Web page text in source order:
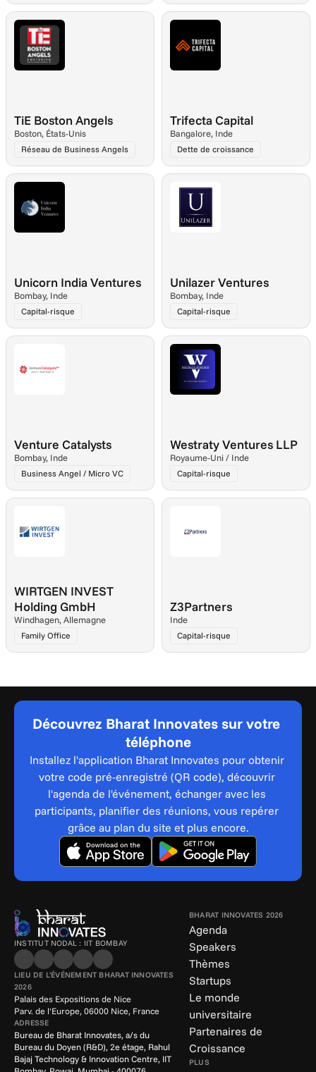
TiE Boston Angels
Boston, États-Unis
Réseau de Business Angels
Trifecta Capital
Bangalore, Inde
Dette de croissance
Unicorn India Ventures
Bombay, Inde
Capital-risque
Unilazer Ventures
Bombay, Inde
Capital-risque
Venture Catalysts
Bombay, Inde
Business Angel / Micro VC
Westraty Ventures LLP
Royaume-Uni / Inde
Capital-risque
WIRTGEN INVEST
Holding GmbH
Windhagen, Allemagne
Family Office
Z3Partners
Inde
Capital-risque
Découvrez Bharat Innovates sur votre
téléphone
Installez l'application Bharat Innovates pour obtenir
votre code pré-enregistré (QR code), découvrir
l'agenda de l'événement, échanger avec les
participants, planifier des réunions, vous repérer
grâce au plan du site et plus encore.
INSTITUT NODAL : IIT BOMBAY
LIEU DE L'ÉVÉNEMENT BHARAT INNOVATES
2026
Palais des Expositions de Nice
Parv. de l'Europe, 06000 Nice, France
ADRESSE
Bureau de Bharat Innovates, a/s du
Bureau du Doyen (R&D), 2e étage, Rahul
Bajaj Technology & Innovation Centre, IIT
BHARAT INNOVATES 2026
Agenda
Speakers
Thèmes
Startups
Le monde
universitaire
Partenaires de
Croissance
PLUS